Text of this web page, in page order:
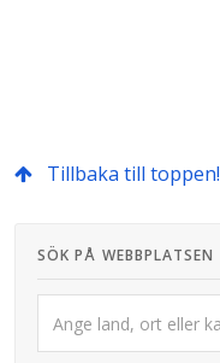
Tillbaka till toppen!
SÖK PÅ WEBBPLATSEN